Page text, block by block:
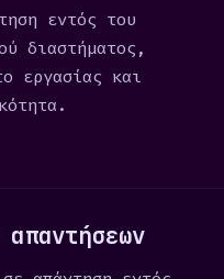
εντός του
διαστήματος,
εργασίας και
απαντήσεων